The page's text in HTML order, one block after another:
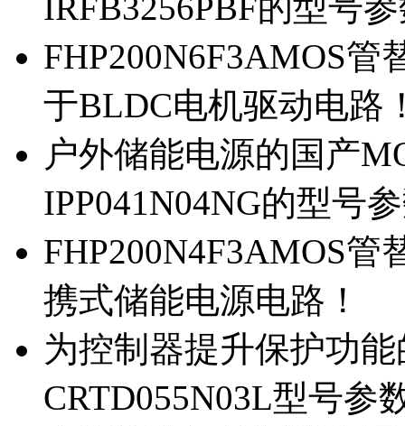
FHP200N6F3AMOS管
于BLDC电机驱动电路
户外储能电源的国产
IPP041N04NG的型号
FHP200N4F3AMOS管
携式储能电源电路！
为控制器提升保护功
CRTD055N03L型号参